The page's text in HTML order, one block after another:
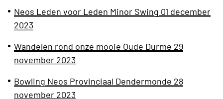
Neos Leden voor Leden Minor Swing 01 december
2023
Wandelen rond onze mooie Oude Durme 29
november 2023
Bowling Neos Provinciaal Dendermonde 28
november 2023